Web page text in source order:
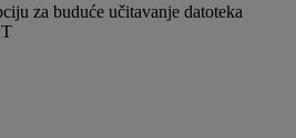
za buduće učitavanje datoteka